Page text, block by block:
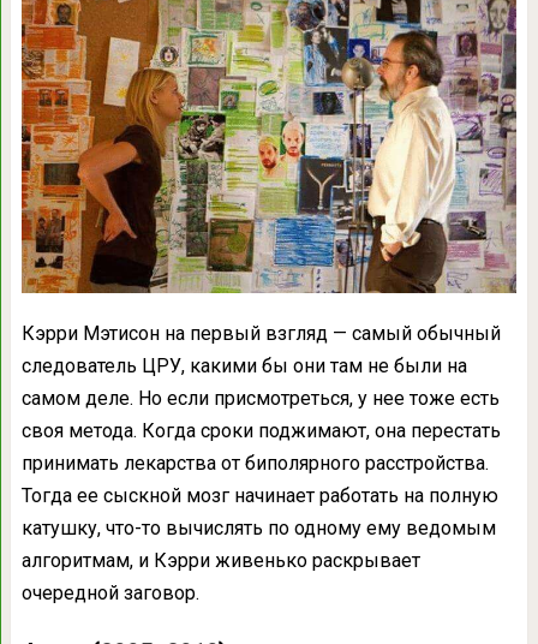
Кэрри Мэтисон на первый взгляд — самый обычный
следователь ЦРУ, какими бы они там не были на
самом деле. Но если присмотреться, у нее тоже есть
своя метода. Когда сроки поджимают, она перестать
принимать лекарства от биполярного расстройства.
Тогда ее сыскной мозг начинает работать на полную
катушку, что-то вычислять по одному ему ведомым
алгоритмам, и Кэрри живенько раскрывает
очередной заговор.